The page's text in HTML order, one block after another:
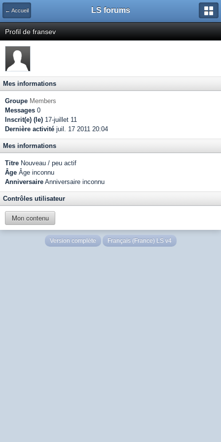
← Accueil LS forums
Profil de fransev
Mes informations
Groupe Members
Messages 0
Inscrit(e) (le) 17-juillet 11
Dernière activité juil. 17 2011 20:04
Mes informations
Titre Nouveau / peu actif
Âge Âge inconnu
Anniversaire Anniversaire inconnu
Contrôles utilisateur
Mon contenu
Version complète Français (France) LS v4